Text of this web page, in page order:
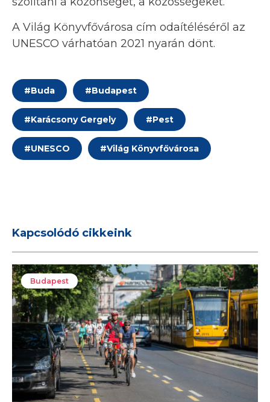
A Világ Könyvfővárosa cím odaítéléséről az
UNESCO várhatóan 2021 nyarán dönt.
#Buda #Budapest
#Karácsony Gergely #Pest
#UNESCO #Világ Könyvfővárosa
Kapcsolódó cikkeink
Budapest